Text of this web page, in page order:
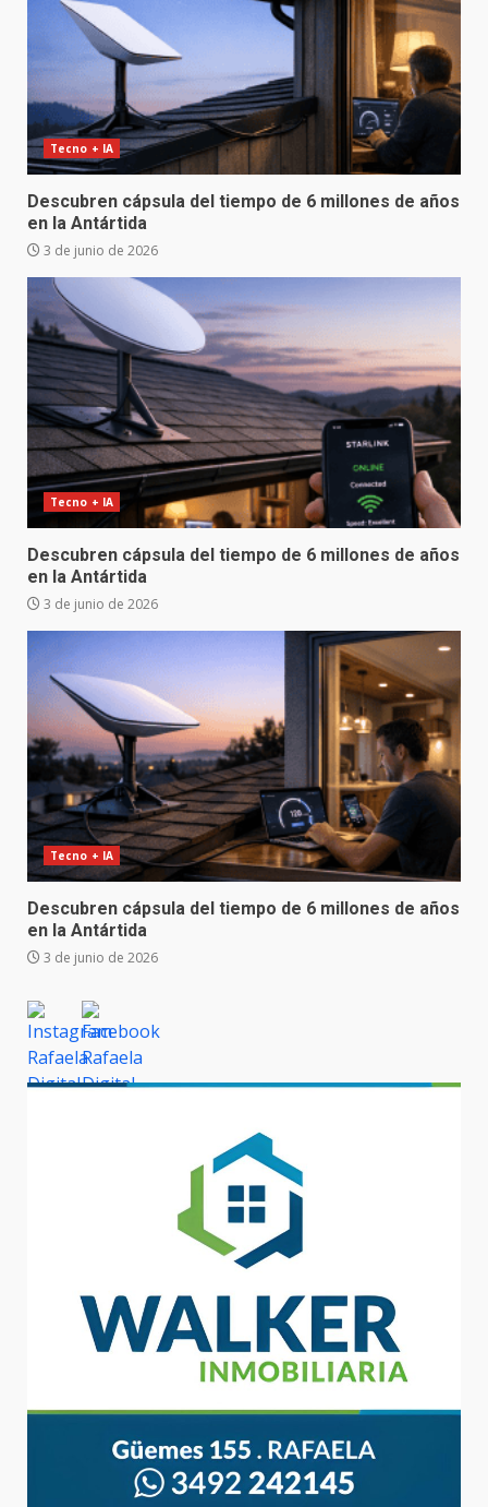
Tecno + IA
Descubren cápsula del tiempo de 6 millones de años
en la Antártida
3 de junio de 2026
Tecno + IA
Descubren cápsula del tiempo de 6 millones de años
en la Antártida
3 de junio de 2026
Tecno + IA
Descubren cápsula del tiempo de 6 millones de años
en la Antártida
3 de junio de 2026